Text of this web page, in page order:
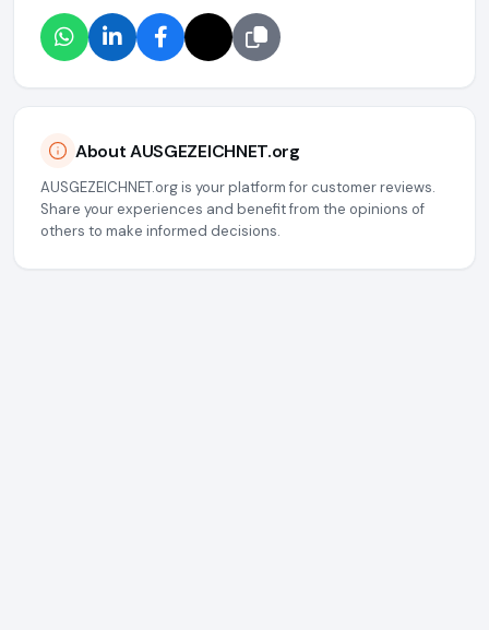
About AUSGEZEICHNET.org
AUSGEZEICHNET.org is your platform for customer reviews.
Share your experiences and benefit from the opinions of
others to make informed decisions.